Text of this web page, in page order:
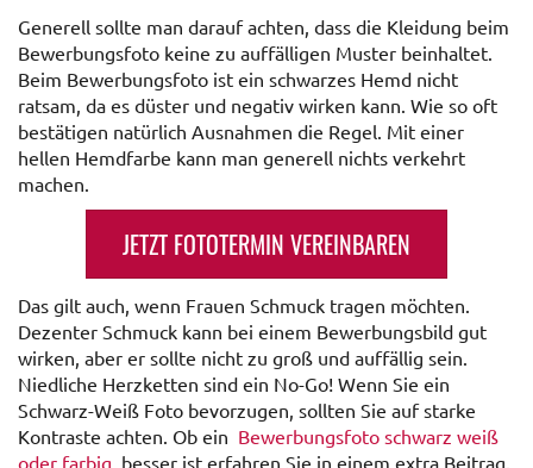
Generell sollte man darauf achten, dass die Kleidung beim
Bewerbungsfoto keine zu auffälligen Muster beinhaltet.
Beim Bewerbungsfoto ist ein schwarzes Hemd nicht
ratsam, da es düster und negativ wirken kann. Wie so oft
bestätigen natürlich Ausnahmen die Regel. Mit einer
hellen Hemdfarbe kann man generell nichts verkehrt
machen.
JETZT FOTOTERMIN VEREINBAREN
Das gilt auch, wenn Frauen Schmuck tragen möchten.
Dezenter Schmuck kann bei einem Bewerbungsbild gut
wirken, aber er sollte nicht zu groß und auffällig sein.
Niedliche Herzketten sind ein No-Go! Wenn Sie ein
Schwarz-Weiß Foto bevorzugen, sollten Sie auf starke
Kontraste achten. Ob ein Bewerbungsfoto schwarz weiß
oder farbig besser ist erfahren Sie in einem extra Beitrag.